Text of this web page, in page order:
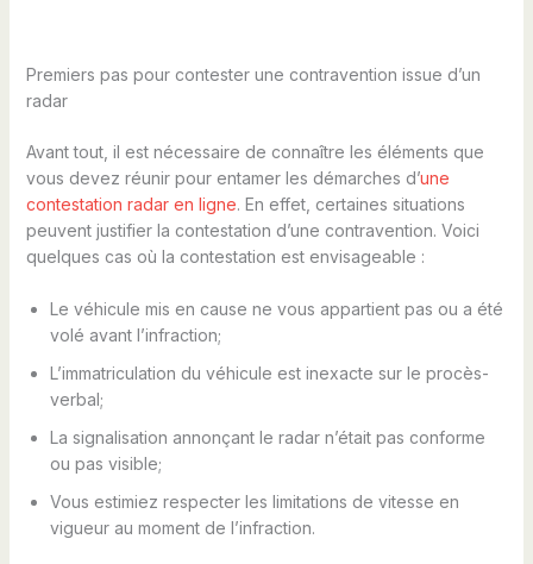
Premiers pas pour contester une contravention issue d’un
radar
Avant tout, il est nécessaire de connaître les éléments que
vous devez réunir pour entamer les démarches d’une
contestation radar en ligne. En effet, certaines situations
peuvent justifier la contestation d’une contravention. Voici
quelques cas où la contestation est envisageable :
Le véhicule mis en cause ne vous appartient pas ou a été
volé avant l’infraction;
L’immatriculation du véhicule est inexacte sur le procès-
verbal;
La signalisation annonçant le radar n’était pas conforme
ou pas visible;
Vous estimiez respecter les limitations de vitesse en
vigueur au moment de l’infraction.